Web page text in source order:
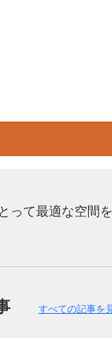
って最適な空間
すべての記事を